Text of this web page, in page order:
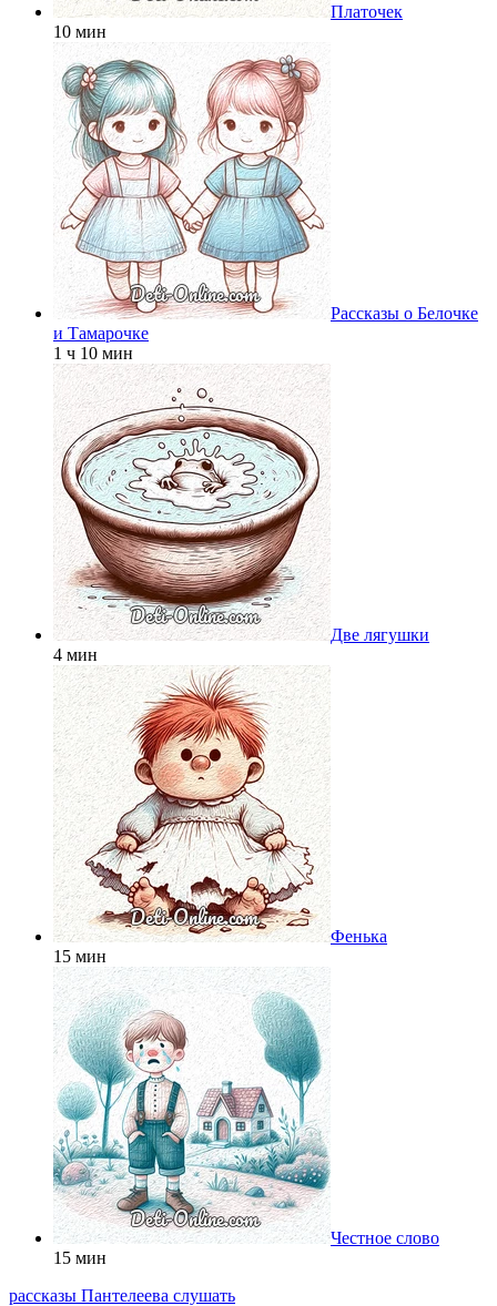
Платочек
10 мин
Рассказы о Белочке
и Тамарочке
1 ч 10 мин
Две лягушки
4 мин
Фенька
15 мин
Честное слово
15 мин
рассказы Пантелеева слушать